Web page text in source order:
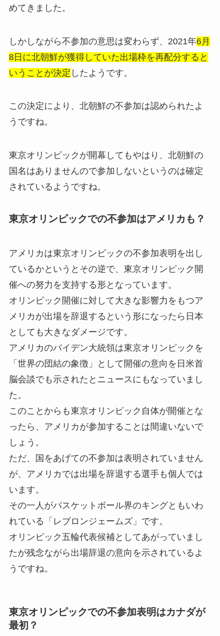
めてきました。
しかしながら不参加の意思は変わらず、2021年6月
8日に北朝鮮が獲得していた出場枠を再配分すると
いうことが決定 したようです。
この決定により、北朝鮮の不参加は認められたよ
うですね。
東京オリンピックが開幕してもやはり、北朝鮮の
国名はありませんので参加しないというのは確定
されているようですね。
東京オリンピックでの不参加はアメリカも？
アメリカは東京オリンピックの不参加表明を出し
ているかというとその逆で、東京オリンピック開
催への努力を支持する形となっています。
オリンピック開催に対して大きな影響力をもつア
メリカが出場を辞退するという形になったら日本
としても大きなダメージです。
アメリカのバイデン大統領は東京オリンピックを
「世界の団結の象徴」として開催の意向を日米首
脳会談でも示されたとニュースにもなっていまし
た。
このことからも東京オリンピック自体が開催とな
ったら、アメリカが参加することは間違いないで
しょう。
ただ、国をあげての不参加は表明されていません
が、アメリカでは出場を辞退する選手も個人では
います。
その一人がバスケットボール界のキングともいわ
れている「レブロンジェームズ」です。
オリンピック五輪代表候補としてあがっていまし
たが残念ながら出場辞退の意向を示されているよ
うですね。
東京オリンピックでの不参加表明はカナダが
最初？